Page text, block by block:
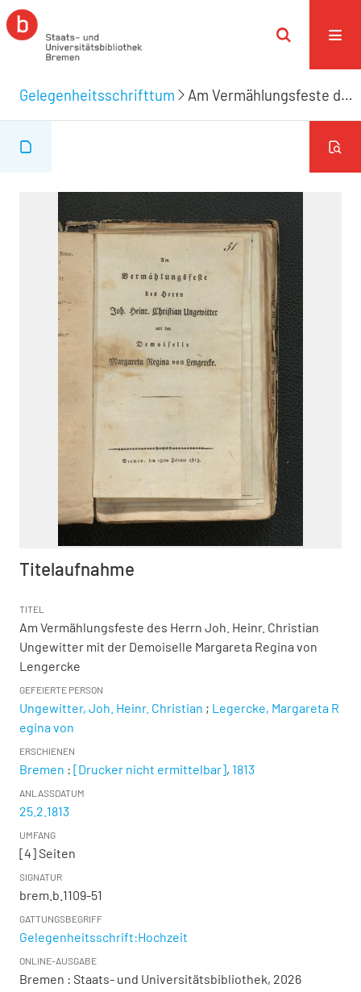
Gelegenheitsschrifttum Am Vermählungsfeste des Herrn Joh. Heinr. Christian Ungewitter mit der Demoiselle Margareta Regina von Lengercke
Titelaufnahme
TITEL
Am Vermählungsfeste des Herrn Joh. Heinr. Christian
Ungewitter mit der Demoiselle Margareta Regina von
Lengercke
GEFEIERTE PERSON
Ungewitter, Joh. Heinr. Christian ; Legercke, Margareta R
egina von
ERSCHIENEN
Bremen : [Drucker nicht ermittelbar], 1813
ANLASSDATUM
25.2.1813
UMFANG
[4] Seiten
SIGNATUR
brem.b.1109-51
GATTUNGSBEGRIFF
Gelegenheitsschrift:Hochzeit
ONLINE-AUSGABE
Bremen : Staats- und Universitätsbibliothek, 2026